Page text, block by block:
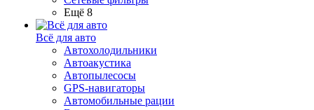
Ещё 8
Всё для авто
Автохолодильники
Автоакустика
Автопылесосы
GPS-навигаторы
Автомобильные рации